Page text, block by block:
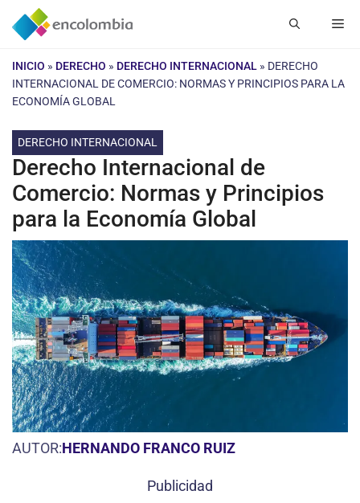
Saltar
INICIO » DERECHO » DERECHO INTERNACIONAL » DERECHO
INTERNACIONAL DE COMERCIO: NORMAS Y PRINCIPIOS PARA LA
ECONOMÍA GLOBAL
DERECHO INTERNACIONAL
Derecho Internacional de
Comercio: Normas y Principios
para la Economía Global
AUTOR:HERNANDO FRANCO RUIZ
Publicidad